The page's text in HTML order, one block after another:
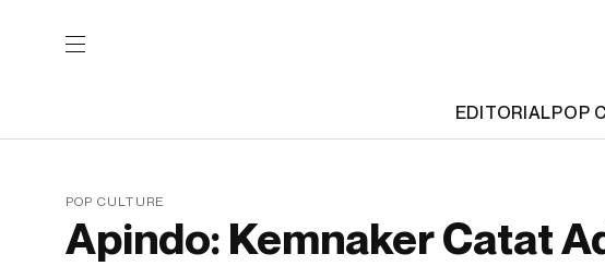
EDITORIALPOP
POP CULTURE
Apindo: Kemnaker Catat